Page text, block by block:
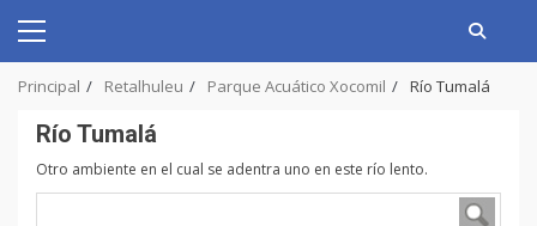
content
Primary
Principal Retalhuleu Parque Acuático Xocomil Río Tumalá
Río Tumalá
Otro ambiente en el cual se adentra uno en este río lento.